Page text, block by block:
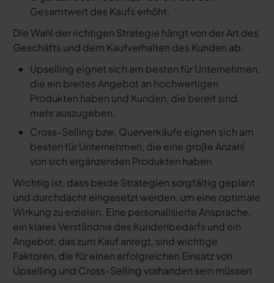
Gesamtwert des Kaufs erhöht.
Die Wahl der richtigen Strategie hängt von der Art des
Geschäfts und dem Kaufverhalten des Kunden ab.
Upselling eignet sich am besten für Unternehmen,
die ein breites Angebot an hochwertigen
Produkten haben und Kunden, die bereit sind,
mehr auszugeben.
Cross-Selling bzw. Querverkäufe eignen sich am
besten für Unternehmen, die eine große Anzahl
von sich ergänzenden Produkten haben
Wichtig ist, dass beide Strategien sorgfältig geplant
und durchdacht eingesetzt werden, um eine optimale
Wirkung zu erzielen. Eine personalisierte Ansprache,
ein klares Verständnis des Kundenbedarfs und ein
Angebot, das zum Kauf anregt, sind wichtige
Faktoren, die für einen erfolgreichen Einsatz von
Upselling und Cross-Selling vorhanden sein müssen.